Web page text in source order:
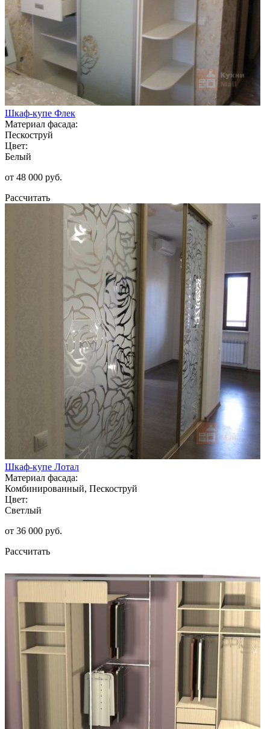
Шкаф-купе Флек
Материал фасада:
Пескоструй
Цвет:
Белый
от 48 000 руб.
Рассчитать
Шкаф-купе Лотал
Материал фасада:
Комбинированный, Пескоструй
Цвет:
Светлый
от 36 000 руб.
Рассчитать